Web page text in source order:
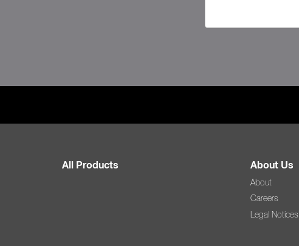
All Products About Us
About
Careers
Legal Notices